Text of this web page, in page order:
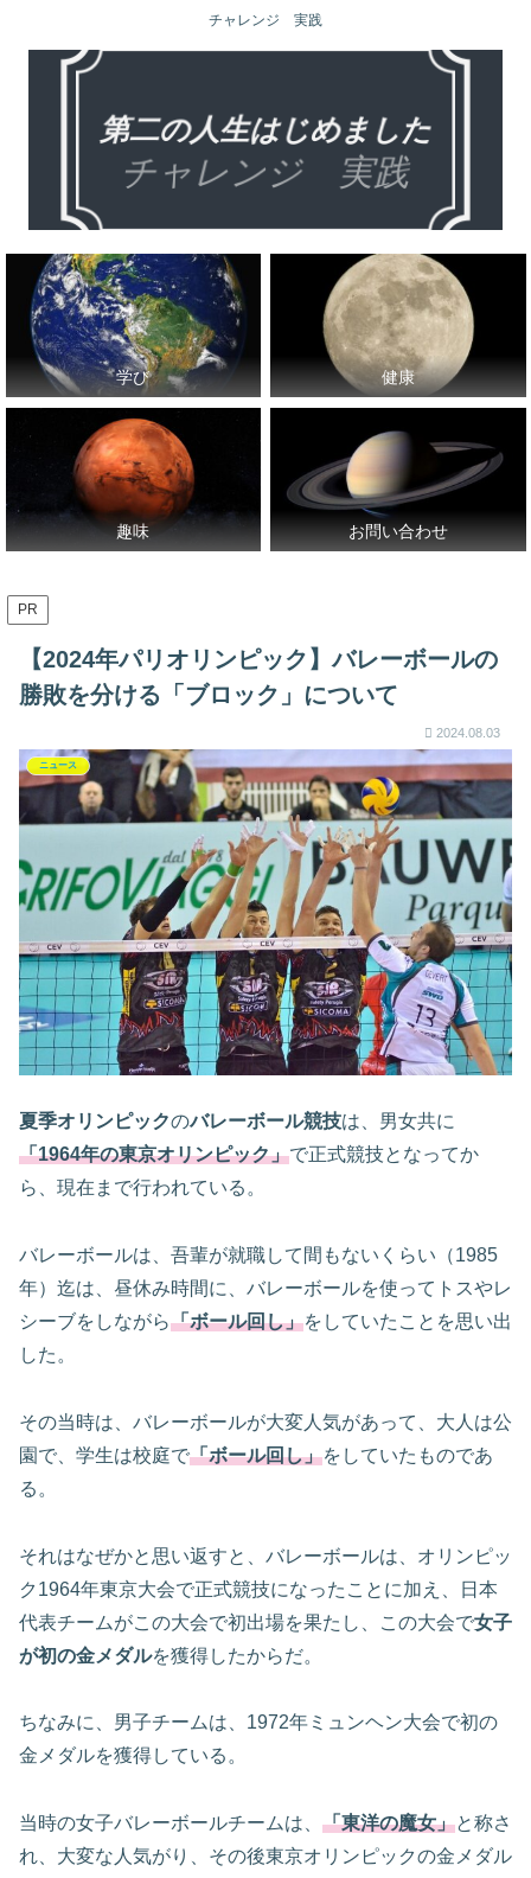
チャレンジ 実践
学び 健康
趣味 お問い合わせ
PR
【2024年パリオリンピック】バレーボールの
勝敗を分ける「ブロック」について
2024.08.03
ニュース
夏季オリンピックのバレーボール競技は、男女共に
「1964年の東京オリンピック」で正式競技となってか
ら、現在まで行われている。
バレーボールは、吾輩が就職して間もないくらい（1985
年）迄は、昼休み時間に、バレーボールを使ってトスやレ
シーブをしながら「ボール回し」をしていたことを思い出
した。
その当時は、バレーボールが大変人気があって、大人は公
園で、学生は校庭で「ボール回し」をしていたものであ
る。
それはなぜかと思い返すと、バレーボールは、オリンピッ
ク1964年東京大会で正式競技になったことに加え、日本
代表チームがこの大会で初出場を果たし、この大会で女子
が初の金メダルを獲得したからだ。
ちなみに、男子チームは、1972年ミュンヘン大会で初の
金メダルを獲得している。
当時の女子バレーボールチームは、 「東洋の魔女」と称さ
れ、大変な人気がり、その後東京オリンピックの金メダル